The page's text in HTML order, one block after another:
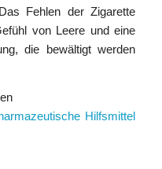
Fehlen der Zigarette
von Leere und eine
die bewältigt werden
Hilfsmittel